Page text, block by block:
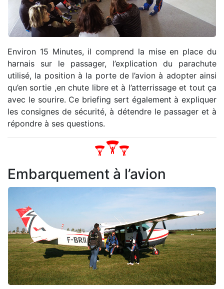
Environ 15 Minutes, il comprend la mise en place du
harnais sur le passager, l’explication du parachute
utilisé, la position à la porte de l’avion à adopter ainsi
qu’en sortie ,en chute libre et à l’atterrissage et tout ça
avec le sourire. Ce briefing sert également à expliquer
les consignes de sécurité, à détendre le passager et à
répondre à ses questions.
Embarquement à l’avion